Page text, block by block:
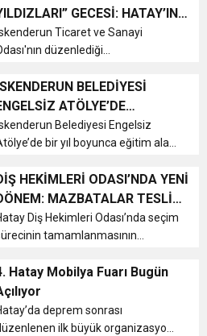
Özgürlük
MESAJI
ERTELENDİ
EMRAH
SELİ
ZİYARET
Yapar, Atatürk Anıtı'nda
çelenk sunma töre...
GECESİ: HATAY’IN
GÜCÜ ÖDÜLLENDİRİLDİ
Ticaret ve Sanayi
düzenlediği
İSO 500 ve İSO İkinci
listelerinde yer alan 36 başarılı
ödüllendirildi. Depremin
üretim...
BELEDİYESİ
ATÖLYE’DE
COŞKUSU
Belediyesi Engelsiz
bir yıl boyunca eğitim alan
töreninde sertifikalarını
kep attı. Duygu dolu anların
programda konuşan
HEKİMLERİ ODASI’NDA YENİ
MAZBATALAR TESLİM
Diş Hekimleri Odası’nda seçim
tamamlanmasının
Yüksek katılımla gerçekleşen
kurulun ardından Başkan
Mansuroğlu, sürecin
Hatay Mobilya Fuarı Bugün
deprem sonrası
ilk büyük organizasyon